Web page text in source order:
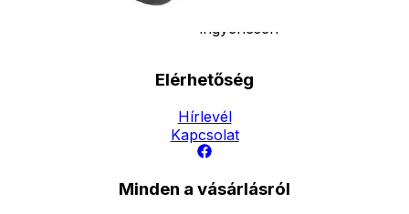
ingyenesen
Elérhetőség
Hírlevél
Kapcsolat
Minden a vásárlásról